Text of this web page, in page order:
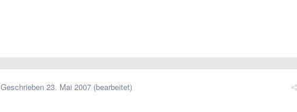
Geschrieben 23. Mai 2007 (bearbeitet)